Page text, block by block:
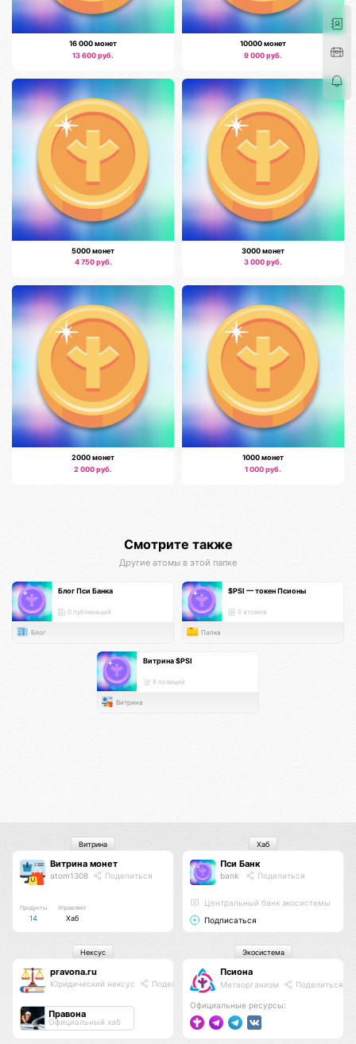
16 000 монет
13 600 руб.
10000 монет
9 000 руб.
5000 монет
4 750 руб.
3000 монет
3 000 руб.
2000 монет
2 000 руб.
1000 монет
1 000 руб.
Смотрите также
Другие атомы в этой папке
Блог Пси Банка
0 публикаций
Блог
$PSI — токен Псионы
0 атомов
Папка
Витрина $PSI
8 позиций
Витрина
Витрина монет
atom1308 Поделиться
Продукты
14
Управляет
Хаб
Витрина
Пси Банк
bank Поделиться
Центральный банк экосистемы
Подписаться
Хаб
pravona.ru
Юридический нексус Поделиться
Правона
Официальный хаб
Нексус
Псиона
Метаорганизм Поделиться
Официальные ресурсы:
Экосистема